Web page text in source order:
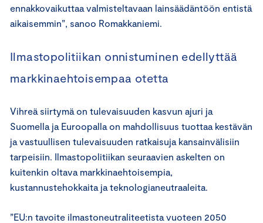
ennakkovaikuttaa valmisteltavaan lainsäädäntöön entistä
aikaisemmin”, sanoo Romakkaniemi.
Ilmastopolitiikan onnistuminen edellyttää
markkinaehtoisempaa otetta
Vihreä siirtymä on tulevaisuuden kasvun ajuri ja
Suomella ja Euroopalla on mahdollisuus tuottaa kestävän
ja vastuullisen tulevaisuuden ratkaisuja kansainvälisiin
tarpeisiin. Ilmastopolitiikan seuraavien askelten on
kuitenkin oltava markkinaehtoisempia,
kustannustehokkaita ja teknologianeutraaleita.
”EU:n tavoite ilmastoneutraliteetista vuoteen 2050